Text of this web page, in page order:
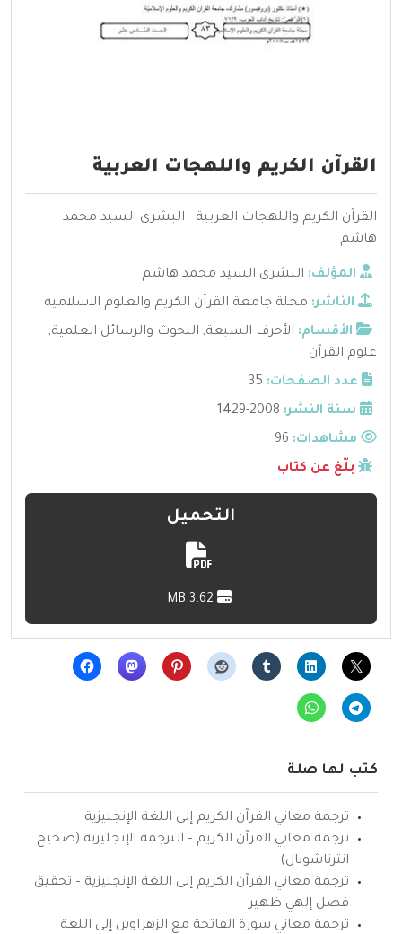
القرآن الكريم واللهجات العربية
القرآن الكريم واللهجات العربية - البشرى السيد محمد
هاشم
المؤلف: البشرى السيد محمد هاشم
الناشر: مجلة جامعة القرآن الكريم والعلوم الاسلاميه
الأقسام: الأحرف السبعة, البحوث والرسائل العلمية,
علوم القرآن
عدد الصفحات: 35
سنة النشر: 2008-1429
مشاهدات:
بلّغ عن كتاب
التحميل
كتب لها صلة
ترجمة معاني القرآن الكريم إلى اللغة الإنجليزية
ترجمة معاني القرآن الكريم – الترجمة الإنجليزية (صحيح
انترناشونال)
ترجمة معاني القرآن الكريم إلى اللغة الإنجليزية – تحقيق
فضل إلهي ظهير
ترجمة معاني سورة الفاتحة مع الزهراوين إلى اللغة